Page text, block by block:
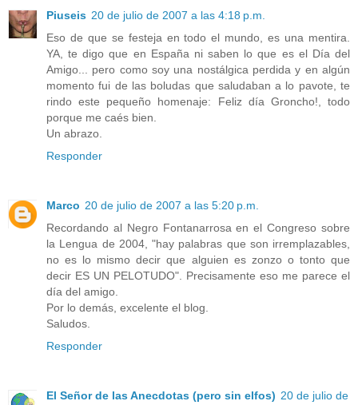
Piuseis 20 de julio de 2007 a las 4:18 p.m.
Eso de que se festeja en todo el mundo, es una mentira.
YA, te digo que en España ni saben lo que es el Día del
Amigo... pero como soy una nostálgica perdida y en algún
momento fui de las boludas que saludaban a lo pavote, te
rindo este pequeño homenaje: Feliz día Groncho!, todo
porque me caés bien.
Un abrazo.
Responder
Marco 20 de julio de 2007 a las 5:20 p.m.
Recordando al Negro Fontanarrosa en el Congreso sobre
la Lengua de 2004, "hay palabras que son irremplazables,
no es lo mismo decir que alguien es zonzo o tonto que
decir ES UN PELOTUDO". Precisamente eso me parece el
día del amigo.
Por lo demás, excelente el blog.
Saludos.
Responder
El Señor de las Anecdotas (pero sin elfos) 20 de julio de